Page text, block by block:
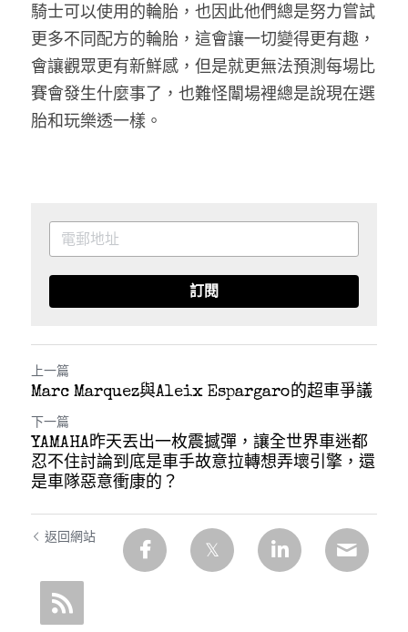
騎士可以使用的輪胎，也因此他們總是努力嘗試
更多不同配方的輪胎，這會讓一切變得更有趣，
會讓觀眾更有新鮮感，但是就更無法預測每場比
賽會發生什麼事了，也難怪闈場裡總是說現在選
胎和玩樂透一樣。
訂閱
上一篇
Marc Marquez與Aleix Espargaro的超車爭議
下一篇
YAMAHA昨天丟出一枚震撼彈，讓全世界車迷都
忍不住討論到底是車手故意拉轉想弄壞引擎，還
是車隊惡意衝康的？
返回網站